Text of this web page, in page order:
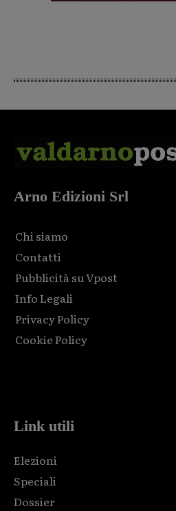
Arno Edizioni Srl
Chi siamo
Contatti
Pubblicità su Vpost
Info Legali
Privacy Policy
Cookie Policy
Link utili
Elezioni
Speciali
Dossier